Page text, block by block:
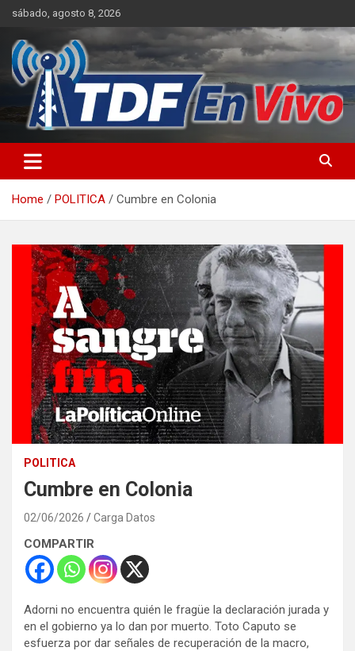
Skip
content
sábado, agosto 8, 2026
Home POLITICA Cumbre en Colonia
POLITICA
Cumbre en Colonia
02/06/2026 Carga Datos
COMPARTIR
Adorni no encuentra quién le fragüe la declaración jurada y
en el gobierno ya lo dan por muerto. Toto Caputo se
esfuerza por dar señales de recuperación de la macro,